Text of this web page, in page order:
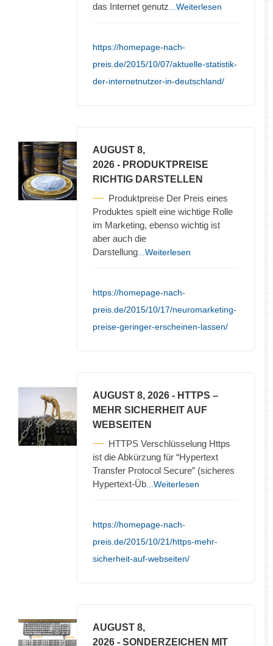
das Internet genutz ...Weiterlesen
https://homepage-nach-
preis.de/2015/10/07/aktuelle-statistik-
der-internetnutzer-in-deutschland/
AUGUST 8,
2026 - PRODUKTPREISE
RICHTIG DARSTELLEN
Produktpreise Der Preis eines
Produktes spielt eine wichtige Rolle
im Marketing, ebenso wichtig ist
aber auch die
Darstellung ...Weiterlesen
https://homepage-nach-
preis.de/2015/10/17/neuromarketing-
preise-geringer-erscheinen-lassen/
AUGUST 8, 2026 - HTTPS –
MEHR SICHERHEIT AUF
WEBSEITEN
HTTPS Verschlüsselung Https
ist die Abkürzung für “Hypertext
Transfer Protocol Secure” (sicheres
Hypertext-Üb ...Weiterlesen
https://homepage-nach-
preis.de/2015/10/21/https-mehr-
sicherheit-auf-webseiten/
AUGUST 8,
2026 - SONDERZEICHEN MIT